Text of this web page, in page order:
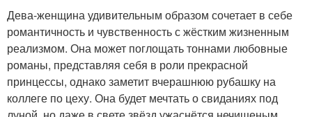
Дева-женщина удивительным образом сочетает в себе
романтичность и чувственность с жёстким жизненным
реализмом. Она может поглощать тоннами любовные
романы, представляя себя в роли прекрасной
принцессы, однако заметит вчерашнюю рубашку на
коллеге по цеху. Она будет мечтать о свиданиях под